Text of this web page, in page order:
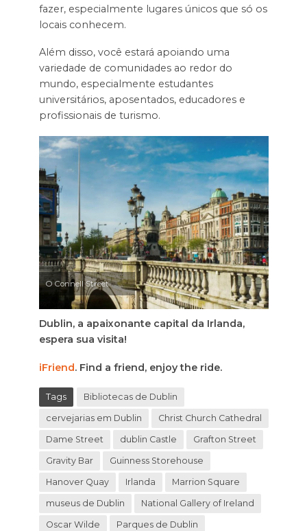
fazer, especialmente lugares únicos que só os
locais conhecem.
Além disso, você estará apoiando uma
variedade de comunidades ao redor do
mundo, especialmente estudantes
universitários, aposentados, educadores e
profissionais de turismo.
O Connell Street
Dublin, a apaixonante capital da Irlanda,
espera sua visita!
iFriend. Find a friend, enjoy the ride.
Tags Bibliotecas de Dublin
cervejarias em Dublin Christ Church Cathedral
Dame Street dublin Castle Grafton Street
Gravity Bar Guinness Storehouse
Hanover Quay Irlanda Marrion Square
museus de Dublin National Gallery of Ireland
Oscar Wilde Parques de Dublin